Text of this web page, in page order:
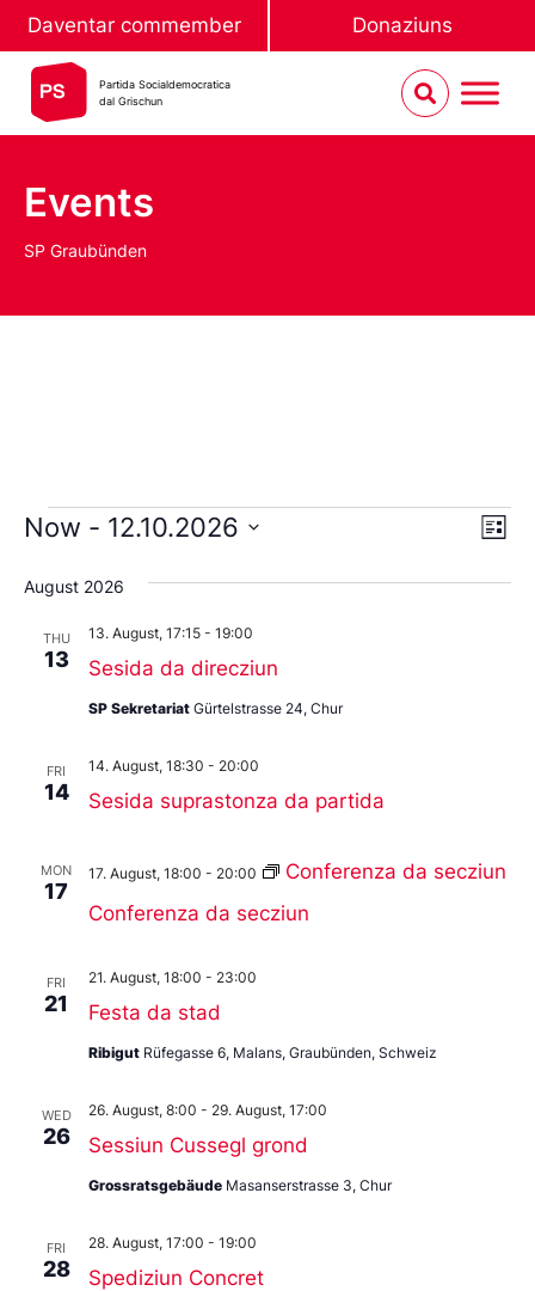
Daventar commember Donaziuns
Partida Socialdemocratica
dal Grischun
Events
SP Graubünden
List
Now - 12.10.2026
date.
August 2026
THU
13 Sesida da direcziun
13. August, 17:15 - 19:00
SP Sekretariat Gürtelstrasse 24, Chur
FRI
14 Sesida suprastonza da partida
14. August, 18:30 - 20:00
MON
17
Conferenza da secziun
17. August, 18:00 - 20:00 Conferenza da secziun
FRI
21 Festa da stad
21. August, 18:00 - 23:00
Ribigut Rüfegasse 6, Malans, Graubünden, Schweiz
WED
26 Sessiun Cussegl grond
26. August, 8:00 - 29. August, 17:00
Grossratsgebäude Masanserstrasse 3, Chur
FRI
28 Spediziun Concret
28. August, 17:00 - 19:00